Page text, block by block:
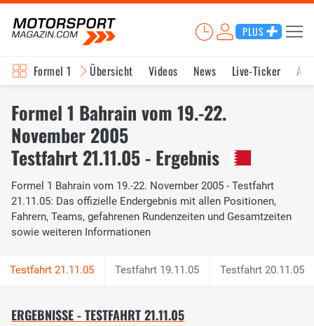
PLUS
Formel 1 Übersicht Videos News Live-Ticker
Formel 1 Bahrain vom 19.-22.
November 2005
Testfahrt 21.11.05 - Ergebnis
Formel 1 Bahrain vom 19.-22. November 2005 - Testfahrt
21.11.05: Das offizielle Endergebnis mit allen Positionen,
Fahrern, Teams, gefahrenen Rundenzeiten und Gesamtzeiten
sowie weiteren Informationen
Testfahrt 19.11.05 Testfahrt 20.11.05
ERGEBNISSE - TESTFAHRT 21.11.05